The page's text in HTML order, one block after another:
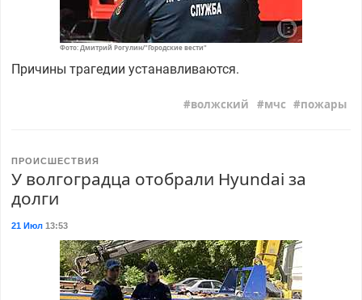
Фото: Дмитрий Рогулин/"Городские вести"
Причины трагедии устанавливаются.
волжский мчс пожары
ПРОИСШЕСТВИЯ
У волгоградца отобрали Hyundai за
долги
21 Июл13:53